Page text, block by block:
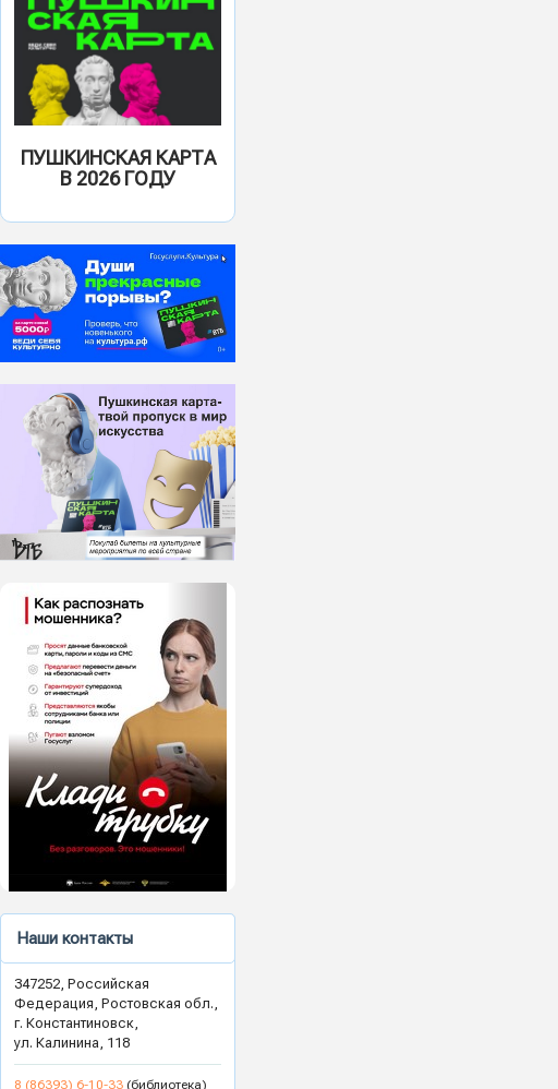
ПУШКИНСКАЯ КАРТА
В 2026 ГОДУ
Наши контакты
347252, Российская
Федерация, Ростовская обл.,
г. Константиновск,
ул. Калинина, 118
8 (86393) 6-10-33 (библиотека)